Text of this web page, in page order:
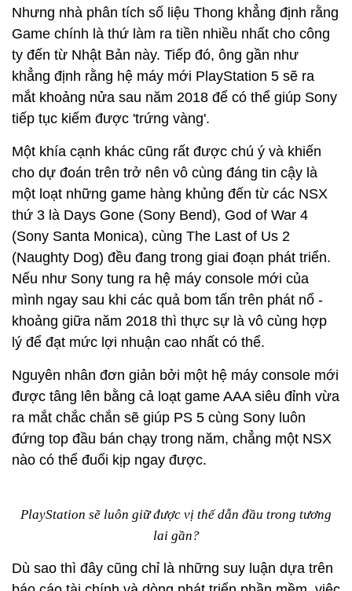
Nhưng nhà phân tích số liệu Thong khẳng định rằng
Game chính là thứ làm ra tiền nhiều nhất cho công
ty đến từ Nhật Bản này. Tiếp đó, ông gần như
khẳng định rằng hệ máy mới PlayStation 5 sẽ ra
mắt khoảng nửa sau năm 2018 để có thể giúp Sony
tiếp tục kiếm được 'trứng vàng'.
Một khía cạnh khác cũng rất được chú ý và khiến
cho dự đoán trên trở nên vô cùng đáng tin cậy là
một loạt những game hàng khủng đến từ các NSX
thứ 3 là Days Gone (Sony Bend), God of War 4
(Sony Santa Monica), cùng The Last of Us 2
(Naughty Dog) đều đang trong giai đoạn phát triển.
Nếu như Sony tung ra hệ máy console mới của
mình ngay sau khi các quả bom tấn trên phát nổ -
khoảng giữa năm 2018 thì thực sự là vô cùng hợp
lý để đạt mức lợi nhuận cao nhất có thể.
Nguyên nhân đơn giản bởi một hệ máy console mới
được tâng lên bằng cả loạt game AAA siêu đỉnh vừa
ra mắt chắc chắn sẽ giúp PS 5 cùng Sony luôn
đứng top đầu bán chạy trong năm, chẳng một NSX
nào có thể đuổi kịp ngay được.
PlayStation sẽ luôn giữ được vị thế dẫn đầu trong tương
lai gần?
Dù sao thì đây cũng chỉ là những suy luận dựa trên